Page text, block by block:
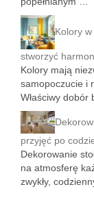
Kolory
stworzyć
Kolory mają
samopoczucie i
Właściwy
przyjęć po
Dekorowanie
na atmosferę
zwykły,